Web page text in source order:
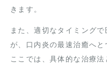
きます。
また、適切なタイミング
が、口内炎の最速治癒へと
ここでは、具体的な治療